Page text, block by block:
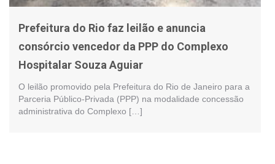
Prefeitura do Rio faz leilão e anuncia
consórcio vencedor da PPP do Complexo
Hospitalar Souza Aguiar
O leilão promovido pela Prefeitura do Rio de Janeiro para a
Parceria Público-Privada (PPP) na modalidade concessão
administrativa do Complexo […]